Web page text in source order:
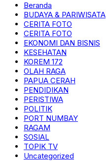
Beranda
BUDAYA & PARIWISATA
CERITA FOTO
CERITA FOTO
EKONOMI DAN BISNIS
KESEHATAN
KOREM 172
OLAH RAGA
PAPUA CERAH
PENDIDIKAN
PERISTIWA
POLITIK
PORT NUMBAY
RAGAM
SOSIAL
TOPIK TV
Uncategorized